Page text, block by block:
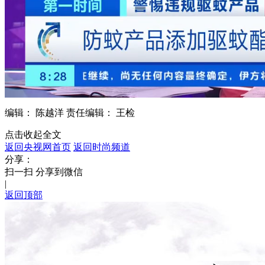
编辑： 陈越洋 责任编辑： 王检
点击收起全文
返回央视网首页 返回时尚频道
分享：
扫一扫 分享到微信
|
返回顶部